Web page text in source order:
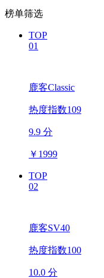
榜单筛选
TOP
01
鹿客Classic
热度指数109
9.9 分
￥ 1999
TOP
02
鹿客SV40
热度指数100
10.0 分